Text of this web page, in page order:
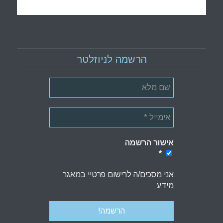
הרשמה לניוזלטר
אישור הרשמה
*
אני מסכים/ה לרישום פרטיי במאגר
מידע